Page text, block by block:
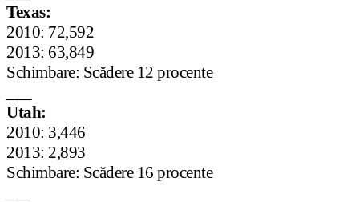
Texas:
2010: 72,592
2013: 63,849
Schimbare: Scădere 12 procente
Utah:
2010: 3,446
2013: 2,893
Schimbare: Scădere 16 procente